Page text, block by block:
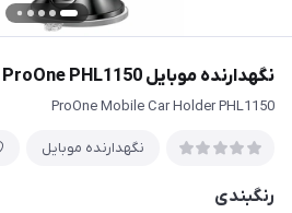
نگهدارنده موبایل ProOne PHL1150
ProOne Mobile Car Holder PHL1150
نگهدارنده موبایل
رنگبندی